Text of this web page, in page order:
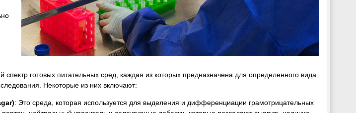
спектр готовых питательных сред, каждая из которых предназначена для определенного вида
Некоторые из них включают:
: Это среда, которая используется для выделения и дифференциации грамотрицательных